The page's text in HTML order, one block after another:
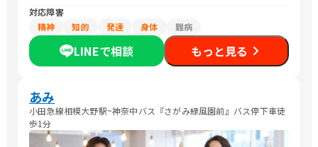
対応障害
精神
知的 発達 身体 難病
LINEで相談 もっと見る
あみ
小田急線相模大野駅~神奈中バス『さがみ緑風園前』バス停下車徒
歩1分